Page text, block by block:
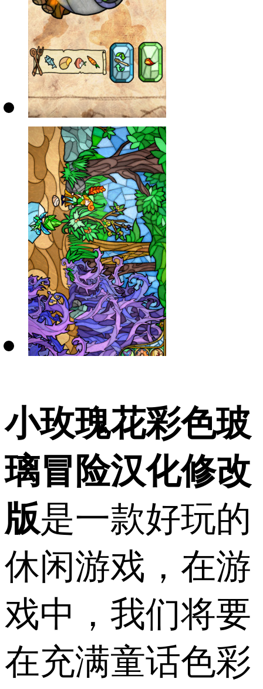
小玫瑰花彩色玻
璃冒险汉化修改
版是一款好玩的
休闲游戏，在游
戏中，我们将要
在充满童话色彩